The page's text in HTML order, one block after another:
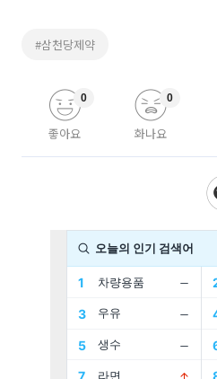
#삼천당제약
좋아요
0
화나요
0